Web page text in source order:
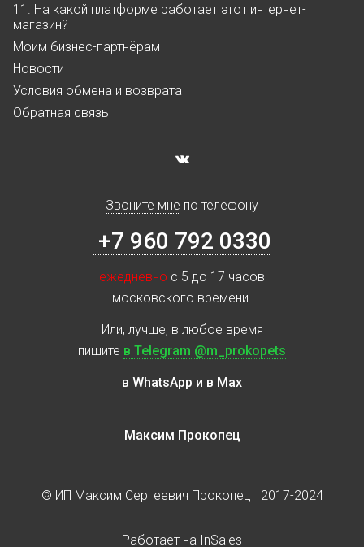
11. На какой платформе работает этот интернет-
магазин?
Моим бизнес-партнёрам
Новости
Условия обмена и возврата
Обратная связь
Звоните мне по телефону
+7 960 792 0330
ежедневно с 5 до 17 часов
московского времени.
Или, лучше, в любое время
пишите в Telegram @m_prokopets
в WhatsApp и в Max
Максим Прокопец
© ИП Максим Сергеевич Прокопец 2017-2024
Работает на InSales